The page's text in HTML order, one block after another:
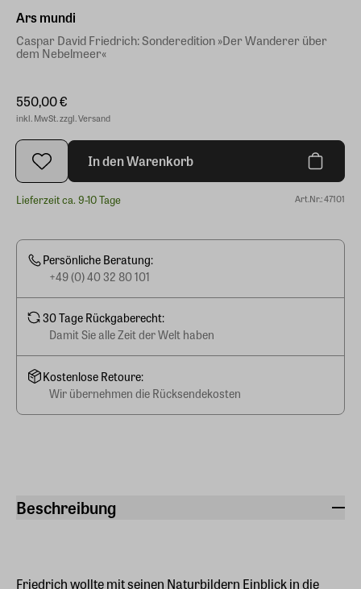
Beschreibung
Friedrich wollte mit seinen Naturbildern Einblick in die
Ars mundi
Caspar David Friedrich: Sonderedition »Der Wanderer über
dem Nebelmeer«
550,00 €
inkl. MwSt. zzgl. Versand
In den Warenkorb
Lieferzeit ca. 9-10 Tage Art.Nr.: 47101
Persönliche Beratung:
+49 (0) 40 32 80 101
30 Tage Rückgaberecht:
Damit Sie alle Zeit der Welt haben
Kostenlose Retoure:
Wir übernehmen die Rücksendekosten